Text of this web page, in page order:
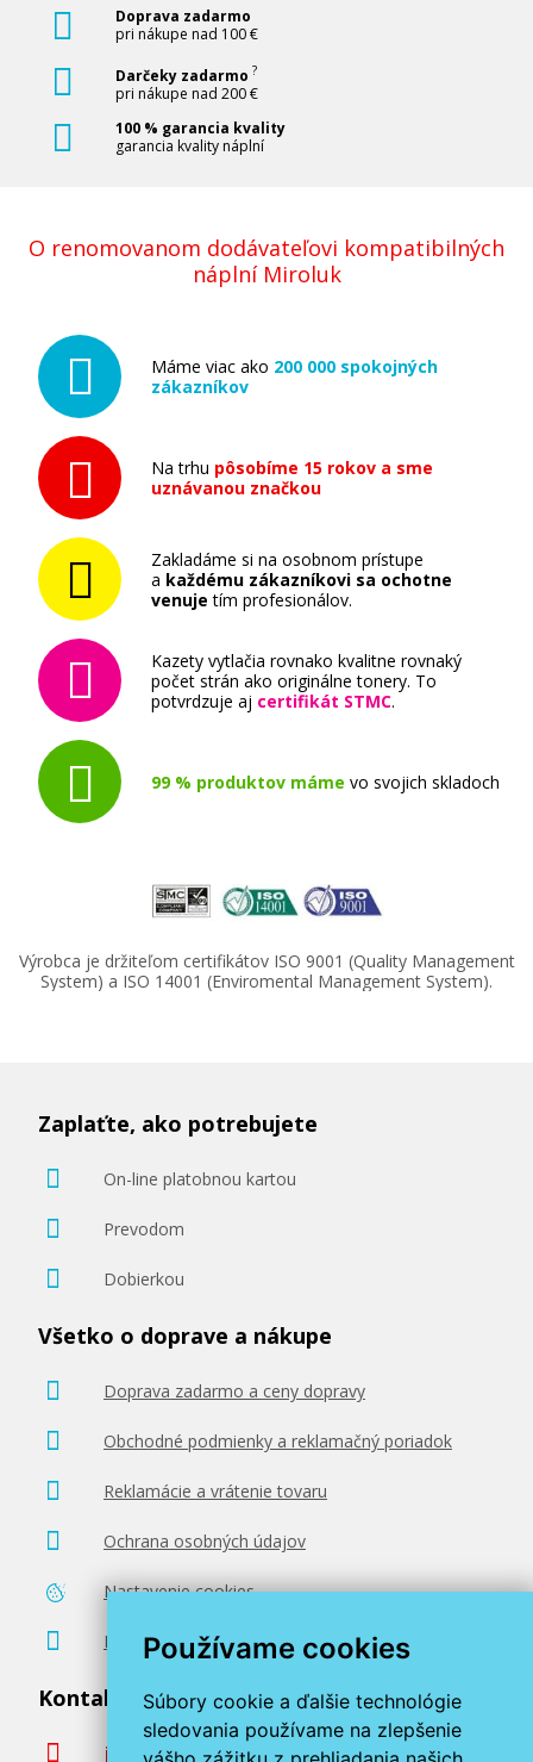
Používame cookies
Súbory cookie a ďalšie technológie
sledovania používame na zlepšenie
Doprava zadarmo
pri nákupe nad 100 €
Darčeky zadarmo ?
pri nákupe nad 200 €
100 % garancia kvality
garancia kvality náplní
O renomovanom dodávateľovi kompatibilných
náplní Miroluk
Máme viac ako 200 000 spokojných
zákazníkov
Na trhu pôsobíme 15 rokov a sme
uznávanou značkou
Zakladáme si na osobnom prístupe
a každému zákazníkovi sa ochotne
venuje tím profesionálov.
Kazety vytlačia rovnako kvalitne rovnaký
počet strán ako originálne tonery. To
potvrdzuje aj certifikát STMC.
99 % produktov máme vo svojich skladoch
Výrobca je držiteľom certifikátov ISO 9001 (Quality Management
System) a ISO 14001 (Enviromental Management System).
Zaplaťte, ako potrebujete
On-line platobnou kartou
Prevodom
Dobierkou
Všetko o doprave a nákupe
Doprava zadarmo a ceny dopravy
Obchodné podmienky a reklamačný poriadok
Reklamácie a vrátenie tovaru
Ochrana osobných údajov
Nastavenie cookies
Poradenstvo zadarmo
Kontaktujte nás
info@miroluk.sk